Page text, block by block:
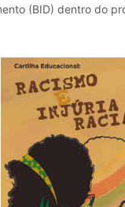
(BID) dentro do